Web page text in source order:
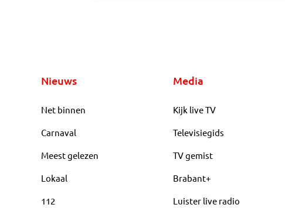
Nieuws
Net binnen
Carnaval
Meest gelezen
Lokaal
112
Media
Kijk live TV
Televisiegids
TV gemist
Brabant+
Luister live radio